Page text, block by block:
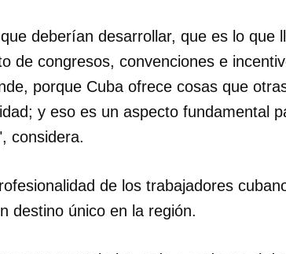
deberían desarrollar, que es lo que
de congresos, convenciones e
porque Cuba ofrece cosas que
y eso es un aspecto fundamental
considera.
de los trabajadores
destino único en la región.